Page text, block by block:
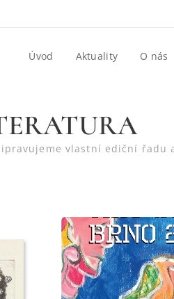
Úvod Aktuality O nás
vlastní ediční řadu